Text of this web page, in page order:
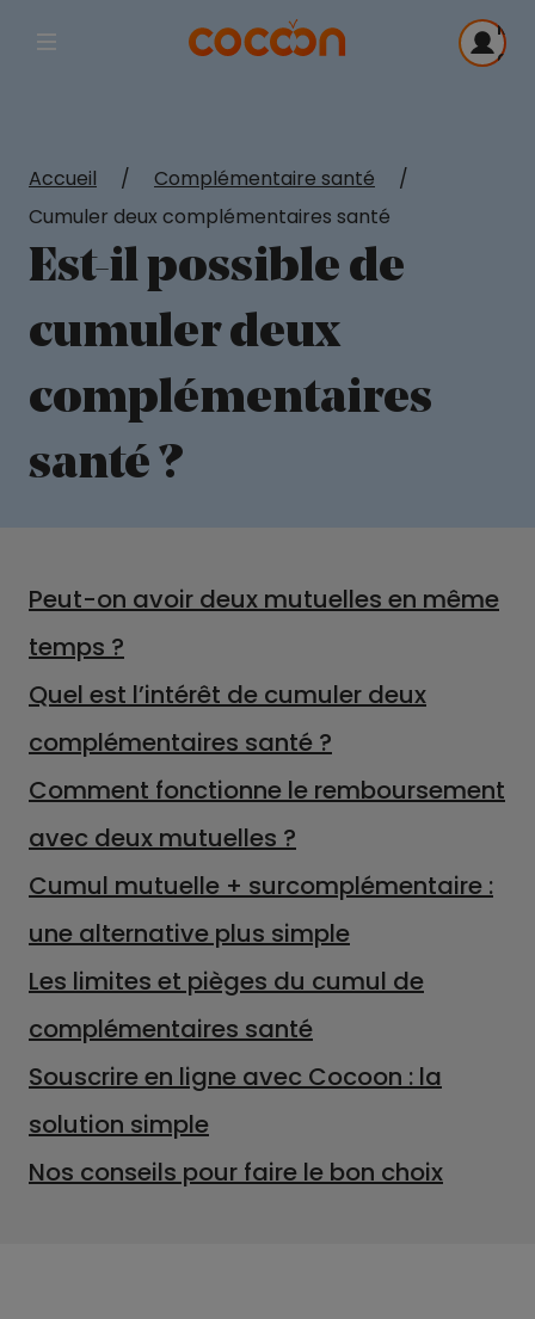
Afficher la navigation principale
Me
Accueil / Complémentaire santé
/
Cumuler deux complémentaires santé
Est-il possible de
cumuler deux
complémentaires
santé ?
Peut-on avoir deux mutuelles en même
temps ?
Quel est l’intérêt de cumuler deux
complémentaires santé ?
Comment fonctionne le remboursement
avec deux mutuelles ?
Cumul mutuelle + surcomplémentaire :
une alternative plus simple
Les limites et pièges du cumul de
complémentaires santé
Souscrire en ligne avec Cocoon : la
solution simple
Nos conseils pour faire le bon choix